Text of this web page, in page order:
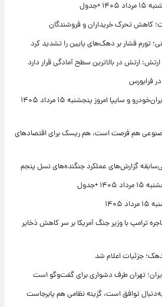
+جدول
کاهش تحرک خریداران و فروشندگان
تورم فشار بر دهک‌های پایین را تشدید کرد
ارتش در بالاترین سطح آمادگی قرار دارد
تغییر تند قیمت محصولات ایران‌خودرو و سایپا امروز پنجشنبه ۱۵ مرداد ۱۴۰۵
هم فرصت است، هم ریسک برای اقتصادهای
+جدول
ترامپ با وزیر جنگ آمریکا بر سر کاهش ذخایر
جزئیات اعلام شد
تهران طرف دشواری برای گفت‌وگو است
توافق است، گزینه نظامی هم پابرجاست